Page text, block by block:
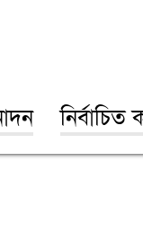
নির্বাচিত